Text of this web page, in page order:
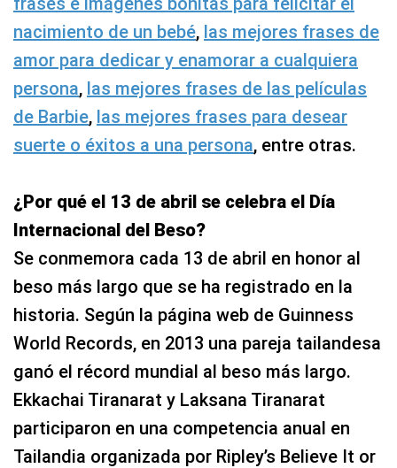
nacimiento de un bebé, las mejores frases de
amor para dedicar y enamorar a cualquiera
persona, las mejores frases de las películas
de Barbie, las mejores frases para desear
suerte o éxitos a una persona, entre otras.
¿Por qué el 13 de abril se celebra el Día
Internacional del Beso?
Se conmemora cada 13 de abril en honor al
beso más largo que se ha registrado en la
historia. Según la página web de Guinness
World Records, en 2013 una pareja tailandesa
ganó el récord mundial al beso más largo.
Ekkachai Tiranarat y Laksana Tiranarat
participaron en una competencia anual en
Tailandia organizada por Ripley’s Believe It or